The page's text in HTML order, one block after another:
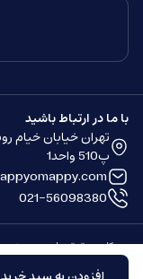
با ما در ارتباط باشید
تهران خیابان خیام
پ510 واحد1
021-56098380
کلیه حقوق مادی و